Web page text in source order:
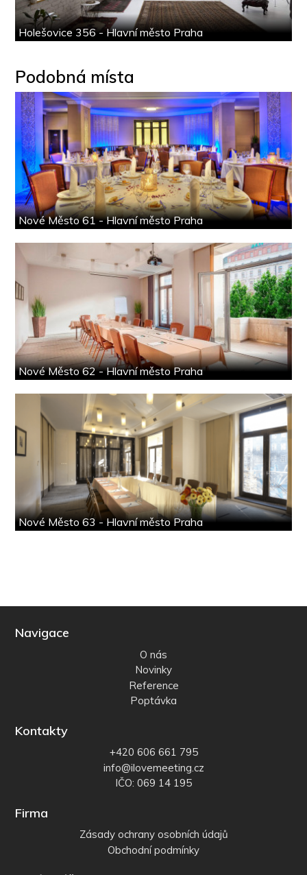
Holešovice 356 - Hlavní město Praha
Podobná místa
Nové Město 61 - Hlavní město Praha
Nové Město 62 - Hlavní město Praha
Nové Město 63 - Hlavní město Praha
Navigace
O nás
Novinky
Reference
Poptávka
Kontakty
+420 606 661 795
info@ilovemeeting.cz
IČO: 069 14 195
Firma
Zásady ochrany osobních údajů
Obchodní podmínky